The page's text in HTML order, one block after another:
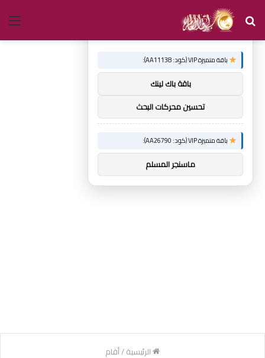
بحث
عن
الرئيسية/أقام
توصيات :
باقة متميزة VIP (كود: AA11138):
باقة باك لينك
تحسين محركات البحث
باقة متميزة VIP (كود: AA26790):
ماسنجر المسلم